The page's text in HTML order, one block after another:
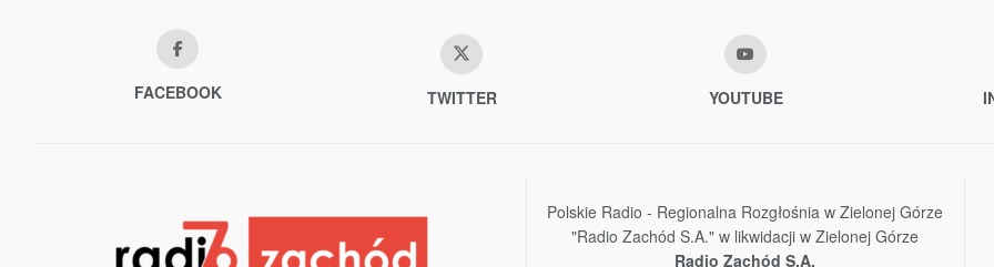
FACEBOOK TWITTER YOUTUBE
Polskie Radio - Regionalna Rozgłośnia w Zielonej Górze
"Radio Zachód S.A." w likwidacji w Zielonej Górze
Radio Zachód S.A.